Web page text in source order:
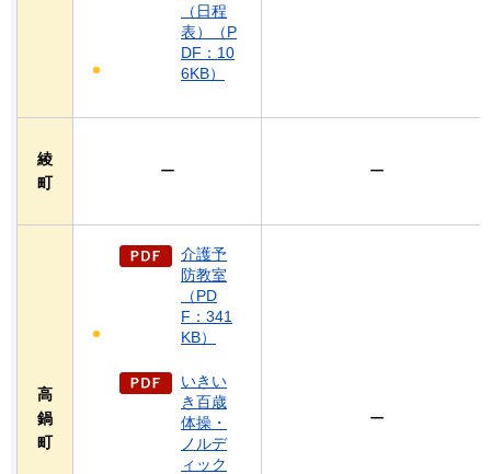
（日程
表）（P
DF：10
6KB）
綾
町
ー ー
高
鍋
町
介護予
防教室
（PD
F：341
KB）
いきい
き百歳
体操・
ノルデ
ィック
ー